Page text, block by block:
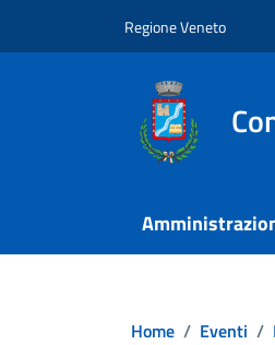
Regione Veneto
Home / Eventi /